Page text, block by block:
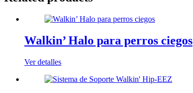
Walkin’ Halo para perros ciegos
Ver detalles